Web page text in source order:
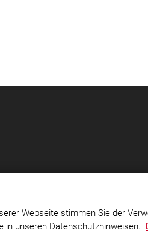
Webseite stimmen Sie der
in unseren Datenschutzhinweisen.